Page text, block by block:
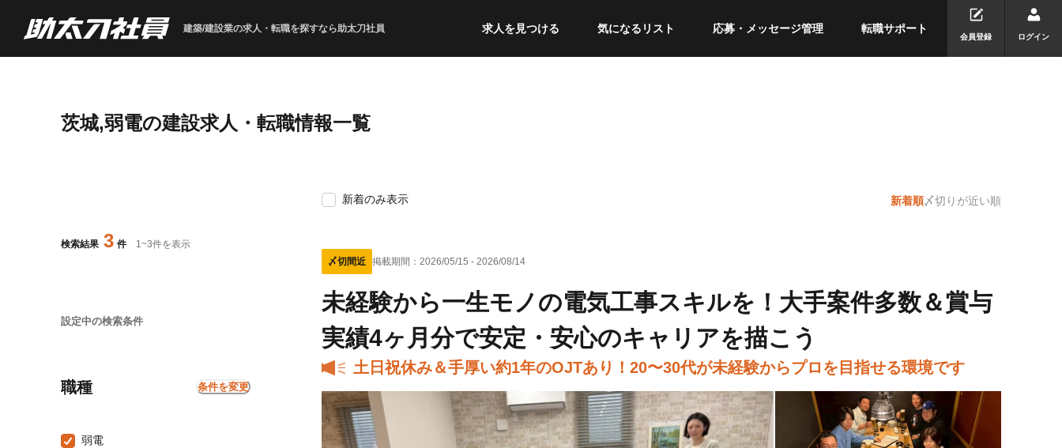
建築/建設業の求人・転職を探すなら助太刀社員 求人を見つける 気になるリスト 応募・メッセージ管理 転職サポート
会員登録 ログイン
茨城,弱電の建設求人・転職情報一覧
検索結果 3 件 1~3件を表示
設定中の検索条件
職種 条件を変更
弱電
新着のみ表示 新着順〆切りが近い順
〆切間近 掲載期間： 2026/05/15 - 2026/08/14
未経験から一生モノの電気工事スキルを！大手案件多数＆賞与
実績4ヶ月分で安定・安心のキャリアを描こう
土日祝休み＆手厚い約1年のOJTあり！20〜30代が未経験からプロを目指せる環境です